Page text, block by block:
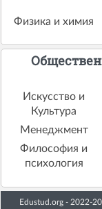
Физика и химия
Искусство и
Культура
Менеджмент
Философия и
психология
Edustud.org - 2022-